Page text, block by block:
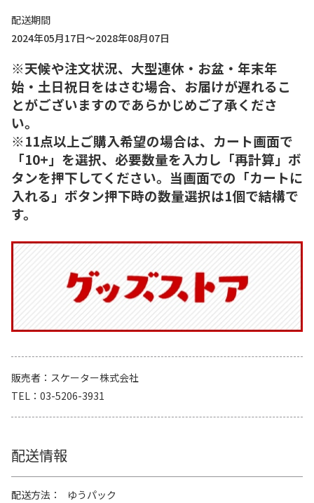
配送期間
2024年05月17日～2028年08月07日
※天候や注文状況、大型連休・お盆・年末年
始・土日祝日をはさむ場合、お届けが遅れるこ
とがございますのであらかじめご了承くださ
い。
※11点以上ご購入希望の場合は、カート画面で
「10+」を選択、必要数量を入力し「再計算」ボ
タンを押下してください。当画面での「カートに
入れる」ボタン押下時の数量選択は1個で結構で
す。
販売者
スケーター株式会社
TEL
03-5206-3931
配送情報
配送方法
ゆうパック